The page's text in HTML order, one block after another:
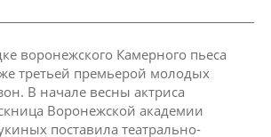
воронежского Камерного пьеса
третьей премьерой молодых
В начале весны актриса
Воронежской академии
поставила театрально-